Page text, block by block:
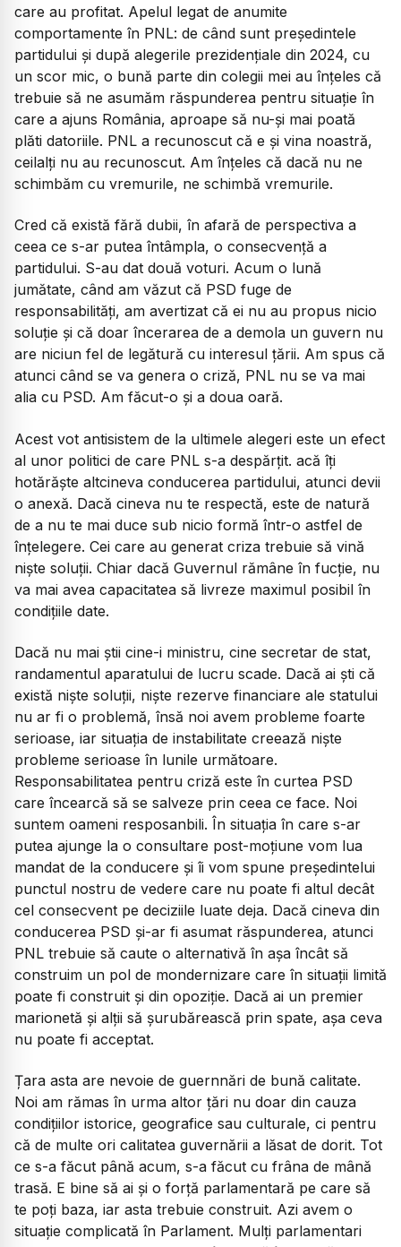
care au profitat. Apelul legat de anumite
comportamente în PNL: de când sunt președintele
partidului și după alegerile prezidențiale din 2024, cu
un scor mic, o bună parte din colegii mei au înțeles că
trebuie să ne asumăm răspunderea pentru situație în
care a ajuns România, aproape să nu-și mai poată
plăti datoriile. PNL a recunoscut că e și vina noastră,
ceilalți nu au recunoscut. Am înțeles că dacă nu ne
schimbăm cu vremurile, ne schimbă vremurile.
Cred că există fără dubii, în afară de perspectiva a
ceea ce s-ar putea întâmpla, o consecvență a
partidului. S-au dat două voturi. Acum o lună
jumătate, când am văzut că PSD fuge de
responsabilități, am avertizat că ei nu au propus nicio
soluție și că doar încerarea de a demola un guvern nu
are niciun fel de legătură cu interesul țării. Am spus că
atunci când se va genera o criză, PNL nu se va mai
alia cu PSD. Am făcut-o și a doua oară.
Acest vot antisistem de la ultimele alegeri este un efect
al unor politici de care PNL s-a despărțit. acă îți
hotărăște altcineva conducerea partidului, atunci devii
o anexă. Dacă cineva nu te respectă, este de natură
de a nu te mai duce sub nicio formă într-o astfel de
înțelegere. Cei care au generat criza trebuie să vină
niște soluții. Chiar dacă Guvernul rămâne în fucție, nu
va mai avea capacitatea să livreze maximul posibil în
condițiile date.
Dacă nu mai știi cine-i ministru, cine secretar de stat,
randamentul aparatului de lucru scade. Dacă ai ști că
există niște soluții, niște rezerve financiare ale statului
nu ar fi o problemă, însă noi avem probleme foarte
serioase, iar situația de instabilitate creează niște
probleme serioase în lunile următoare.
Responsabilitatea pentru criză este în curtea PSD
care încearcă să se salveze prin ceea ce face. Noi
suntem oameni resposanbili. În situația în care s-ar
putea ajunge la o consultare post-moțiune vom lua
mandat de la conducere și îi vom spune președintelui
punctul nostru de vedere care nu poate fi altul decât
cel consecvent pe deciziile luate deja. Dacă cineva din
conducerea PSD și-ar fi asumat răspunderea, atunci
PNL trebuie să caute o alternativă în așa încât să
construim un pol de mondernizare care în situații limită
poate fi construit și din opoziție. Dacă ai un premier
marionetă și alții să șurubărească prin spate, așa ceva
nu poate fi acceptat.
Țara asta are nevoie de guernnări de bună calitate.
Noi am rămas în urma altor țări nu doar din cauza
condițiilor istorice, geografice sau culturale, ci pentru
că de multe ori calitatea guvernării a lăsat de dorit. Tot
ce s-a făcut până acum, s-a făcut cu frâna de mână
trasă. E bine să ai și o forță parlamentară pe care să
te poți baza, iar asta trebuie construit. Azi avem o
situație complicată în Parlament. Mulți parlamentari